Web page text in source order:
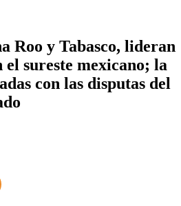
Roo y Tabasco, lideran
el sureste mexicano; la
con las disputas del